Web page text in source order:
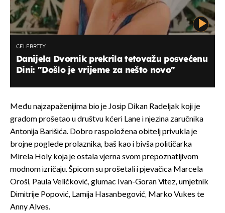
CELEBRITY
Danijela Dvornik prekrila tetovažu posvećenu
Dini: "Došlo je vrijeme za nešto novo"
Među najzapaženijima bio je Josip Dikan Radeljak koji je
gradom prošetao u društvu kćeri Lane i njezina zaručnika
Antonija Barišića. Dobro raspoložena obitelj privukla je
brojne poglede prolaznika, baš kao i bivša političarka
Mirela Holy koja je ostala vjerna svom prepoznatljivom
modnom izričaju. Špicom su prošetali i pjevačica Marcela
Oroši, Paula Veličković, glumac Ivan-Goran Vitez, umjetnik
Dimitrije Popović, Lamija Hasanbegović, Marko Vukes te
Anny Alves.